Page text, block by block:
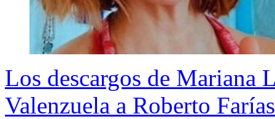
Los descargos de Mariana
Valenzuela a Roberto